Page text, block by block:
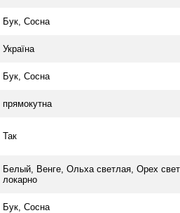
Бук, Сосна
Україна
Бук, Сосна
прямокутна
Так
Белый, Венге, Ольха светлая, Орех
локарно
Бук, Сосна